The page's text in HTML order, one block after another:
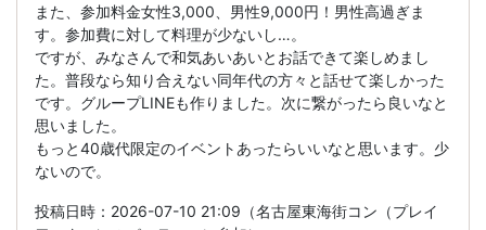
また、参加料金女性3,000、男性9,000円！男性高過ぎま
す。参加費に対して料理が少ないし…。
ですが、みなさんで和気あいあいとお話できて楽しめまし
た。普段なら知り合えない同年代の方々と話せて楽しかった
です。グループLINEも作りました。次に繋がったら良いなと
思いました。
もっと40歳代限定のイベントあったらいいなと思います。少
ないので。
投稿日時：2026-07-10 21:09（名古屋東海街コン（プレイ